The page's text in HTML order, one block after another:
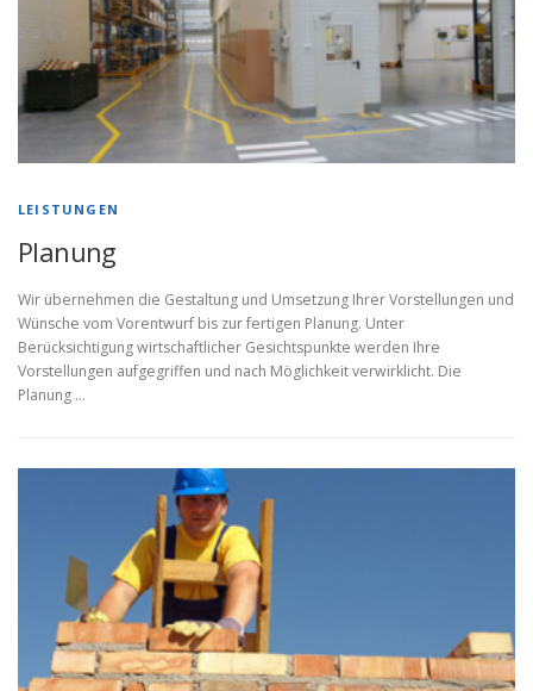
LEISTUNGEN
Planung
Wir übernehmen die Gestaltung und Umsetzung Ihrer Vorstellungen und
Wünsche vom Vorentwurf bis zur fertigen Planung. Unter
Berücksichtigung wirtschaftlicher Gesichtspunkte werden Ihre
Vorstellungen aufgegriffen und nach Möglichkeit verwirklicht. Die
Planung …